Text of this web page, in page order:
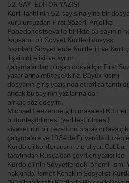
52. SAYI EDİTÖR YAZISI
Kürt Tarihi’nin 52. sayısına yine bir
kurulumuzdan Fırat Sözeri, Anjelika
Pobedonostseva ile birlikte bu sayının
kapsamlı bir Sovyet Kürtleri dosyası
hazırladı. Sovyetlerde Kürtlerin ve Kürt
ilişkin nitelikli ve ayrıntı
çalışmalardan oluşan dosya için Fırat
yazarlarına müteşekkiriz. Büyük kısmı
dosyanın giriş yazısında etraflıca
ancak bu sayının yazılarına dair
birkaç söz edeyim.
Michael Leezenberg’in makalesi
bütünleştirilmesi (yerlileştirilmesi)
siyasetinin bir tezahürü olarak ortaya
çalışmalara ve 1934’de Erivan’da
Kürdoloji konferansını ele alıyor. Cabbar
tarafından Rusça’dan çevrilen yazısı ise
Kürdoloji’nin Sovyetlerdeki önemli ismi
hakkında. İsmet Konak’ın Sosyalist